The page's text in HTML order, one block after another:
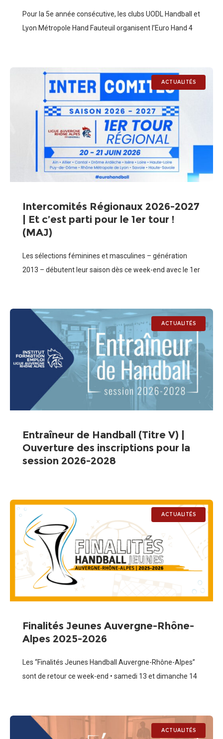
Pour la 5e année consécutive, les clubs UODL Handball et
Lyon Métropole Hand Fauteuil organisent l’Euro Hand 4
ACTUALITÉS
Intercomités Régionaux 2026-2027
| Et c’est parti pour le 1er tour !
(MAJ)
Les sélections féminines et masculines – génération
2013 – débutent leur saison dès ce week-end avec le 1er
ACTUALITÉS
Entraîneur de Handball (Titre V) |
Ouverture des inscriptions pour la
session 2026-2028
ACTUALITÉS
Finalités Jeunes Auvergne-Rhône-
Alpes 2025-2026
Les “Finalités Jeunes Handball Auvergne-Rhône-Alpes”
sont de retour ce week-end • samedi 13 et dimanche 14
ACTUALITÉS